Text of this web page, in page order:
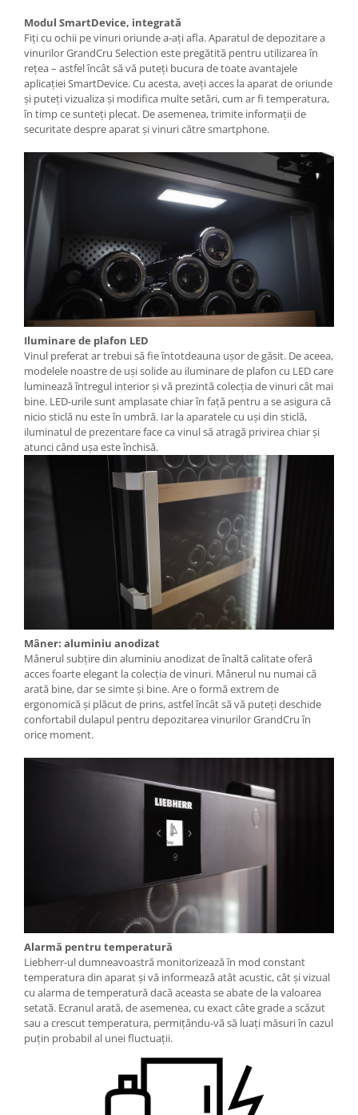
Modul SmartDevice, integrată
Fiţi cu ochii pe vinuri oriunde a-aţi afla. Aparatul de depozitare a
vinurilor GrandCru Selection este pregătită pentru utilizarea în
reţea – astfel încât să vă puteţi bucura de toate avantajele
aplicaţiei SmartDevice. Cu acesta, aveţi acces la aparat de oriunde
şi puteţi vizualiza şi modifica multe setări, cum ar fi temperatura,
în timp ce sunteţi plecat. De asemenea, trimite informaţii de
securitate despre aparat şi vinuri către smartphone.
Iluminare de plafon LED
Vinul preferat ar trebui să fie întotdeauna uşor de găsit. De aceea,
modelele noastre de uşi solide au iluminare de plafon cu LED care
luminează întregul interior şi vă prezintă colecţia de vinuri cât mai
bine. LED-urile sunt amplasate chiar în faţă pentru a se asigura că
nicio sticlă nu este în umbră. Iar la aparatele cu uşi din sticlă,
iluminatul de prezentare face ca vinul să atragă privirea chiar şi
atunci când uşa este închisă.
Mâner: aluminiu anodizat
Mânerul subţire din aluminiu anodizat de înaltă calitate oferă
acces foarte elegant la colecţia de vinuri. Mânerul nu numai că
arată bine, dar se simte şi bine. Are o formă extrem de
ergonomică şi plăcut de prins, astfel încât să vă puteţi deschide
confortabil dulapul pentru depozitarea vinurilor GrandCru în
orice moment.
Alarmă pentru temperatură
Liebherr-ul dumneavoastră monitorizează în mod constant
temperatura din aparat şi vă informează atât acustic, cât şi vizual
cu alarma de temperatură dacă aceasta se abate de la valoarea
setată. Ecranul arată, de asemenea, cu exact câte grade a scăzut
sau a crescut temperatura, permiţându-vă să luaţi măsuri în cazul
puţin probabil al unei fluctuaţii.